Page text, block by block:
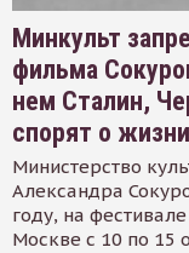
Минкульт
фильма
нем Сталин,
спорят о жизни
Министерство
Александра
году, на
Москве с 10 по 15